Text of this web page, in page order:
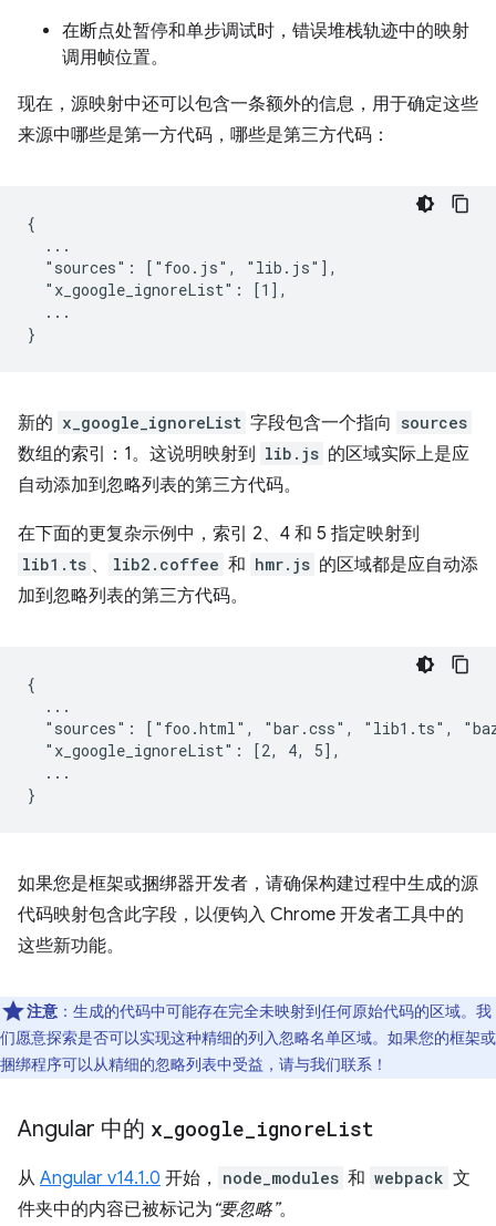
在断点处暂停和单步调试时，错误堆栈轨迹中的映射
调用帧位置。
现在，源映射中还可以包含一条额外的信息，用于确定这些
来源中哪些是第一方代码，哪些是第三方代码：
{
  ...
  "sources": ["foo.js", "lib.js"],
  "x_google_ignoreList": [1],
  ...
新的 x_google_ignoreList 字段包含一个指向 sources
数组的索引：1。这说明映射到 lib.js 的区域实际上是应
自动添加到忽略列表的第三方代码。
在下面的更复杂示例中，索引 2、4 和 5 指定映射到
lib1.ts 、 lib2.coffee 和 hmr.js 的区域都是应自动添
加到忽略列表的第三方代码。
{
  ...
"sources": ["foo.html", "bar.css", "lib1.ts",
  "x_google_ignoreList": [2, 4, 5],
  ...
如果您是框架或捆绑器开发者，请确保构建过程中生成的源
代码映射包含此字段，以便钩入 Chrome 开发者工具中的
这些新功能。
注意 ：生成的代码中可能存在完全未映射到任何原始代码的区域。我
们愿意探索是否可以实现这种精细的列入忽略名单区域。如果您的框架或
捆绑程序可以从精细的忽略列表中受益，请与我们联系！
Angular 中的 x google ignoreList
从 Angular v14.1.0 开始， node_modules 和 webpack 文
件夹中的内容已被标记为 “要忽略”。